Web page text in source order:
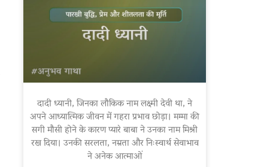
दादी ध्यानी, जिनका लौकिक नाम लक्ष्मी देवी था, ने
अपने आध्यात्मिक जीवन में गहरा प्रभाव छोड़ा। मम्मा की
सगी मौसी होने के कारण प्यारे बाबा ने उनका नाम मिश्री
रख दिया। उनकी सरलता, नम्रता और निःस्वार्थ सेवाभाव
ने अनेक आत्माओं